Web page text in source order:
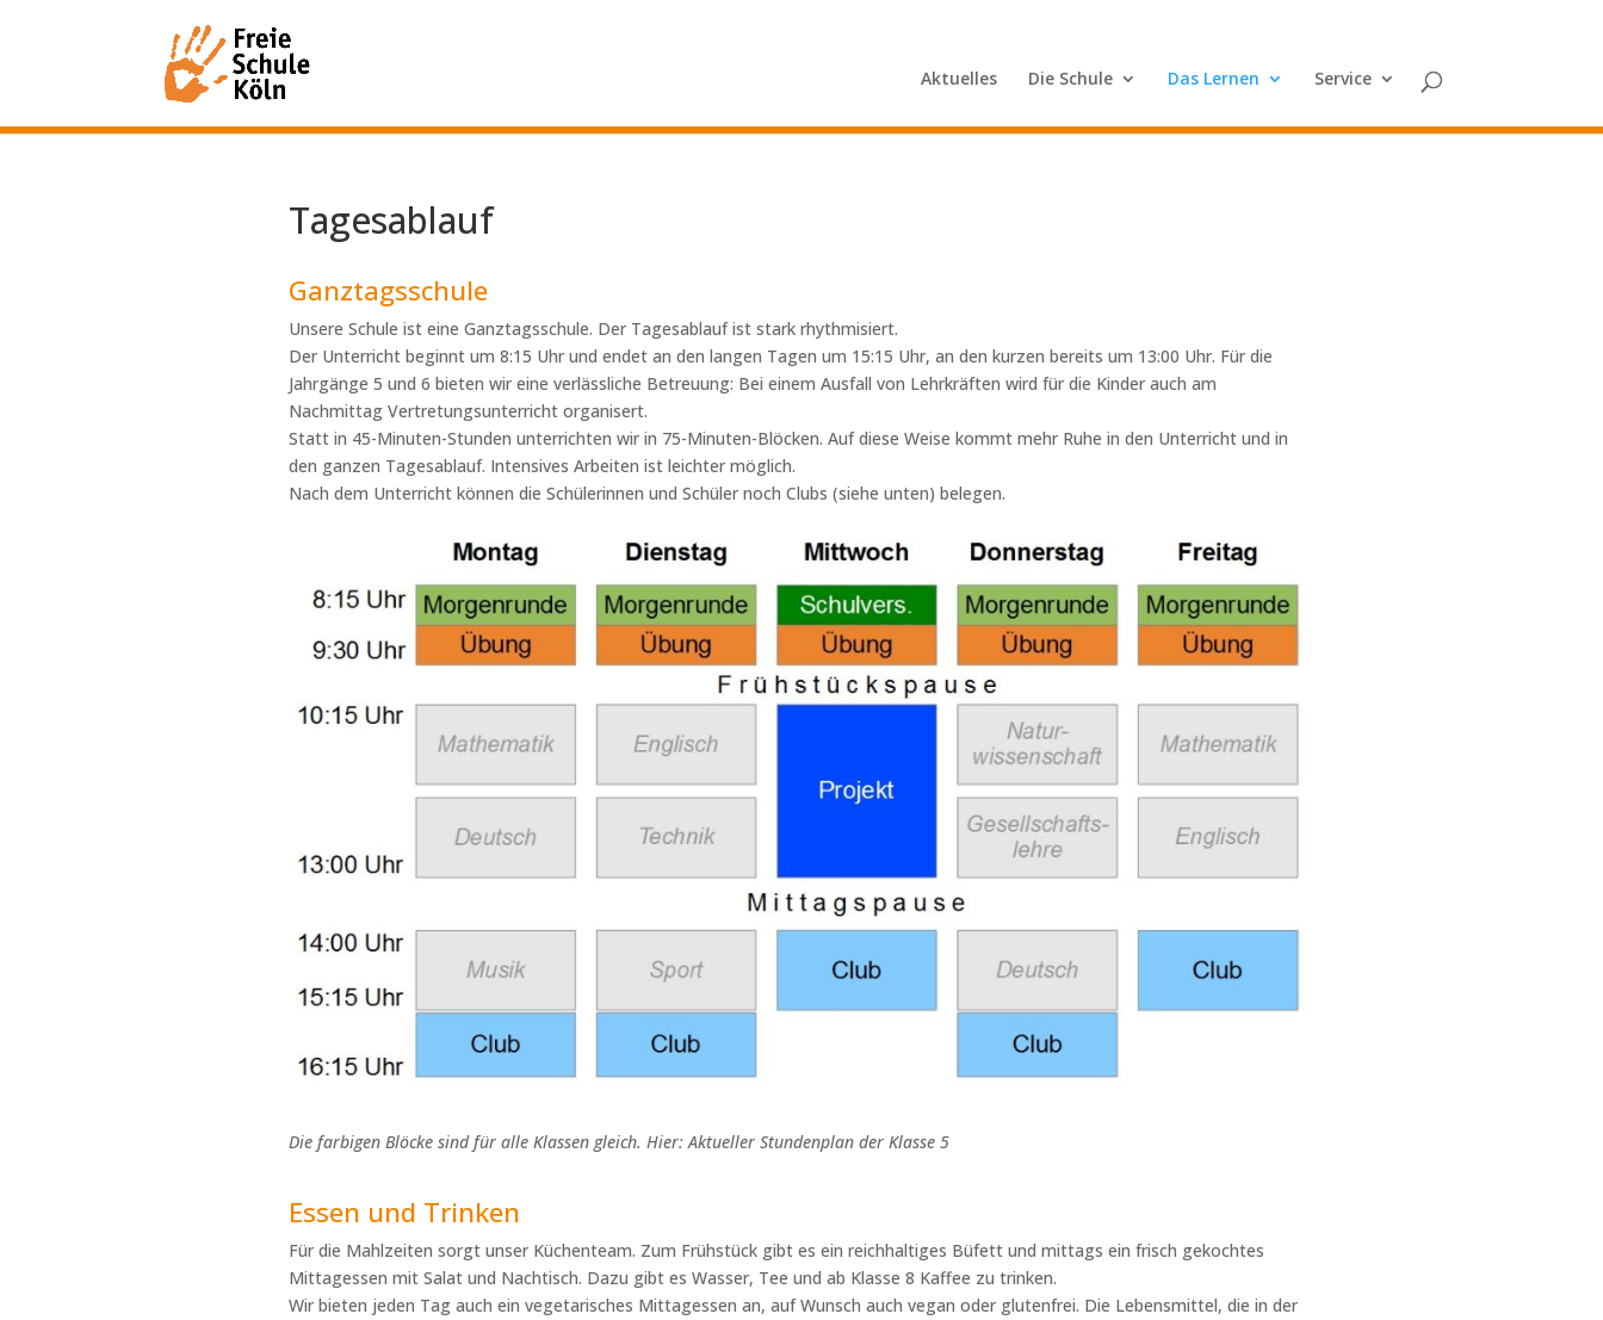
Aktuelles Die Schule Das Lernen Service
Tagesablauf
Ganztagsschule
Unsere Schule ist eine Ganztagsschule. Der Tagesablauf ist stark rhythmisiert.
Der Unterricht beginnt um 8:15 Uhr und endet an den langen Tagen um 15:15 Uhr, an den kurzen bereits um 13:00 Uhr. Für die
Jahrgänge 5 und 6 bieten wir eine verlässliche Betreuung: Bei einem Ausfall von Lehrkräften wird für die Kinder auch am
Nachmittag Vertretungsunterricht organisert.
Statt in 45-Minuten-Stunden unterrichten wir in 75-Minuten-Blöcken. Auf diese Weise kommt mehr Ruhe in den Unterricht und in
den ganzen Tagesablauf. Intensives Arbeiten ist leichter möglich.
Nach dem Unterricht können die Schülerinnen und Schüler noch Clubs (siehe unten) belegen.
Die farbigen Blöcke sind für alle Klassen gleich. Hier: Aktueller Stundenplan der Klasse 5
Essen und Trinken
Für die Mahlzeiten sorgt unser Küchenteam. Zum Frühstück gibt es ein reichhaltiges Büfett und mittags ein frisch gekochtes
Mittagessen mit Salat und Nachtisch. Dazu gibt es Wasser, Tee und ab Klasse 8 Kaffee zu trinken.
Wir bieten jeden Tag auch ein vegetarisches Mittagessen an, auf Wunsch auch vegan oder glutenfrei. Die Lebensmittel, die in der